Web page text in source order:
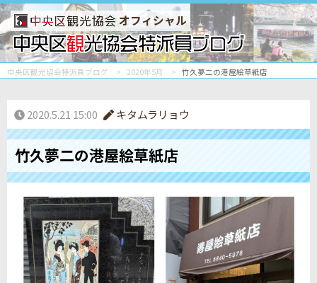
オフィシャル
中央区観光協会特派員ブログ 2020年5月 竹久夢二の港屋絵草紙店
2020.5.21 15:00 キタムラリョウ
竹久夢二の港屋絵草紙店